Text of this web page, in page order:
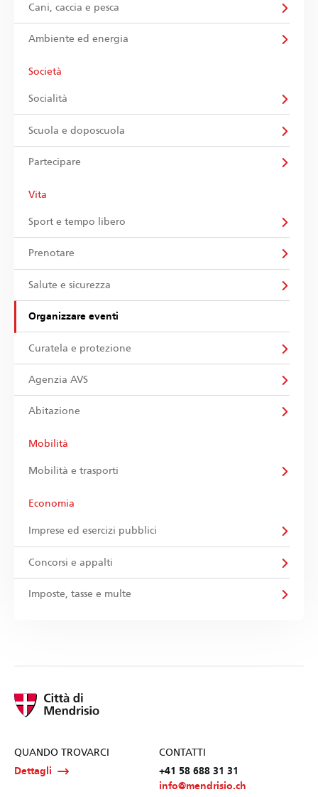
Cani, caccia e pesca
Ambiente ed energia
Società
Socialità
Scuola e doposcuola
Partecipare
Vita
Sport e tempo libero
Prenotare
Salute e sicurezza
Organizzare eventi
Curatela e protezione
Agenzia AVS
Abitazione
Mobilità
Mobilità e trasporti
Economia
Imprese ed esercizi pubblici
Concorsi e appalti
Imposte, tasse e multe
QUANDO TROVARCI
Dettagli
CONTATTI
+41 58 688 31 31
info@mendrisio.ch